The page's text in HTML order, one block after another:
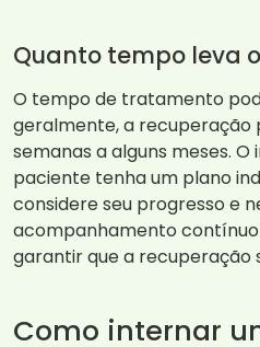
Quanto tempo leva
O tempo de tratamento
geralmente, a recuperação
semanas a alguns meses.
paciente tenha um plano
considere seu progresso e
acompanhamento
garantir que a recuperação
Como internar